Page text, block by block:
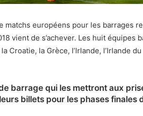
matchs européens pour les barrages
vient de s’achever. Les huit équipes
Croatie, la Grèce, l’Irlande, l’Irlande
barrage qui les mettront aux
billets pour les phases finales